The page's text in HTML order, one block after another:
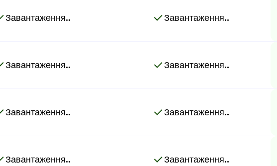
Завантаження.. Завантаження..
Завантаження.. Завантаження..
Завантаження.. Завантаження..
Завантаження.. Завантаження..